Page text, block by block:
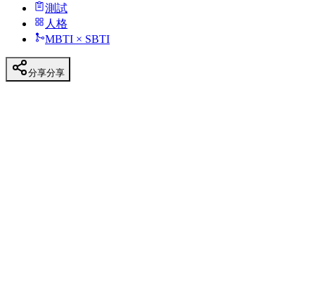
測試
人格
MBTI × SBTI
分享分享